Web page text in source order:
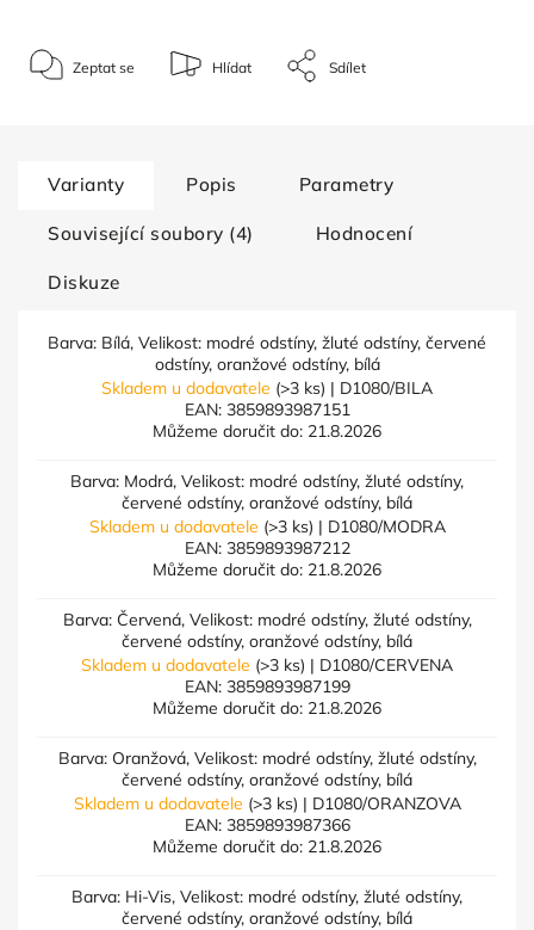
Zeptat se Hlídat Sdílet
Varianty Popis Parametry
Související soubory (4) Hodnocení
Diskuze
Barva: Bílá, Velikost: modré odstíny, žluté odstíny, červené
odstíny, oranžové odstíny, bílá
Skladem u dodavatele (>3 ks) | D1080/BILA
EAN: 3859893987151
Můžeme doručit do: 21.8.2026
Barva: Modrá, Velikost: modré odstíny, žluté odstíny,
červené odstíny, oranžové odstíny, bílá
Skladem u dodavatele (>3 ks) | D1080/MODRA
EAN: 3859893987212
Můžeme doručit do: 21.8.2026
Barva: Červená, Velikost: modré odstíny, žluté odstíny,
červené odstíny, oranžové odstíny, bílá
Skladem u dodavatele (>3 ks) | D1080/CERVENA
EAN: 3859893987199
Můžeme doručit do: 21.8.2026
Barva: Oranžová, Velikost: modré odstíny, žluté odstíny,
červené odstíny, oranžové odstíny, bílá
Skladem u dodavatele (>3 ks) | D1080/ORANZOVA
EAN: 3859893987366
Můžeme doručit do: 21.8.2026
Barva: Hi-Vis, Velikost: modré odstíny, žluté odstíny,
červené odstíny, oranžové odstíny, bílá